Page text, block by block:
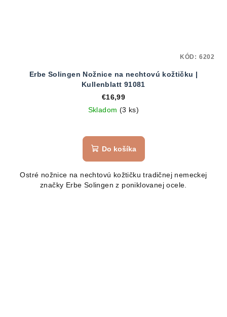
Erbe Solingen Nožnice na nechtovú kožtičku |
Kullenblatt 91081
€16,99
Skladom (3 ks)
Do košíka
Ostré nožnice na nechtovú kožtičku tradičnej nemeckej
značky Erbe Solingen z poniklovanej ocele.
KÓD: 6202